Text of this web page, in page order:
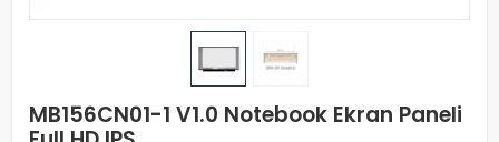
MB156CN01-1 V1.0 Notebook Ekran Paneli